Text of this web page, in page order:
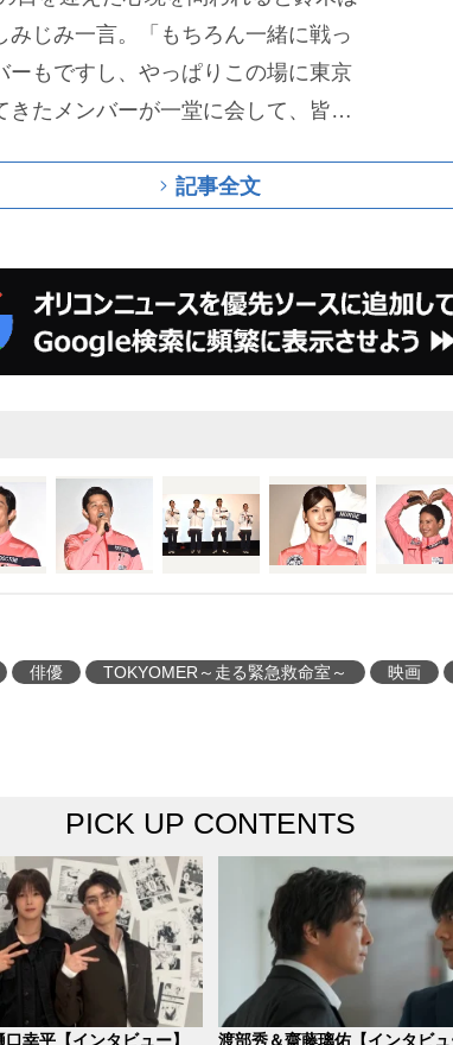
みじみ一言。「もちろん一緒に戦っ
ーもですし、やっぱりこの場に東京
きたメンバーが一堂に会して、皆さ
」と感無量の様子だった。中条は
今日は終わったと思っています」と
を通して成長させてもらった」と感
年にTBS日曜劇場枠で放送された
MER”のチーフドクター・喜多見
夏梅が、指導スタッフとして、離島
応する“南海MER”に派遣される。そこ
のチーフドクター候補・牧志秀実
盤拓(高杉)と知花青空(そら)役の生
記事全文
俳優 TOKYOMER～走る緊急救命室～ 映画
PICK UP CONTENTS
幸平【インタビュー】 渡部秀＆齋藤璃佑【インタビュ